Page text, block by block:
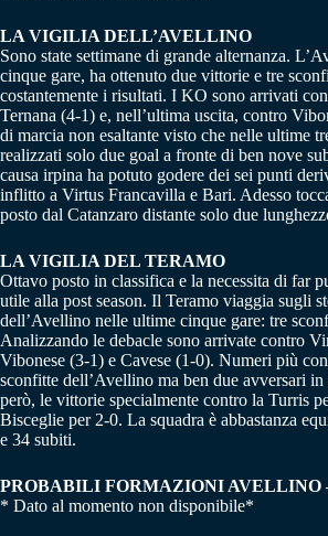
LA VIGILIA DELL’AVELLINO
Sono state settimane di grande alternanza.
cinque gare, ha ottenuto due vittorie e tre
costantemente i risultati. I KO sono arrivati
Ternana (4-1) e, nell’ultima uscita, contro
di marcia non esaltante visto che nelle ultime
realizzati solo due goal a fronte di ben nove
causa irpina ha potuto godere dei sei punti
inflitto a Virtus Francavilla e Bari. Adesso
posto dal Catanzaro distante solo due
LA VIGILIA DEL TERAMO
Ottavo posto in classifica e la necessita di far
utile alla post season. Il Teramo viaggia sugli
dell’Avellino nelle ultime cinque gare: tre
Analizzando le debacle sono arrivate contro
Vibonese (3-1) e Cavese (1-0). Numeri più
sconfitte dell’Avellino ma ben due avversari
però, le vittorie specialmente contro la Turris
Bisceglie per 2-0. La squadra è abbastanza
e 34 subiti.
PROBABILI FORMAZIONI AVELLINO
* Dato al momento non disponibile*